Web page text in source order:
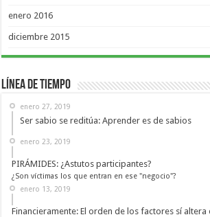
enero 2016
diciembre 2015
Línea de Tiempo
enero 27, 2019
Ser sabio se reditúa: Aprender es de sabios
enero 23, 2019
PIRÁMIDES: ¿Astutos participantes?
¿Son víctimas los que entran en ese "negocio"?
enero 13, 2019
Financieramente: El orden de los factores sí